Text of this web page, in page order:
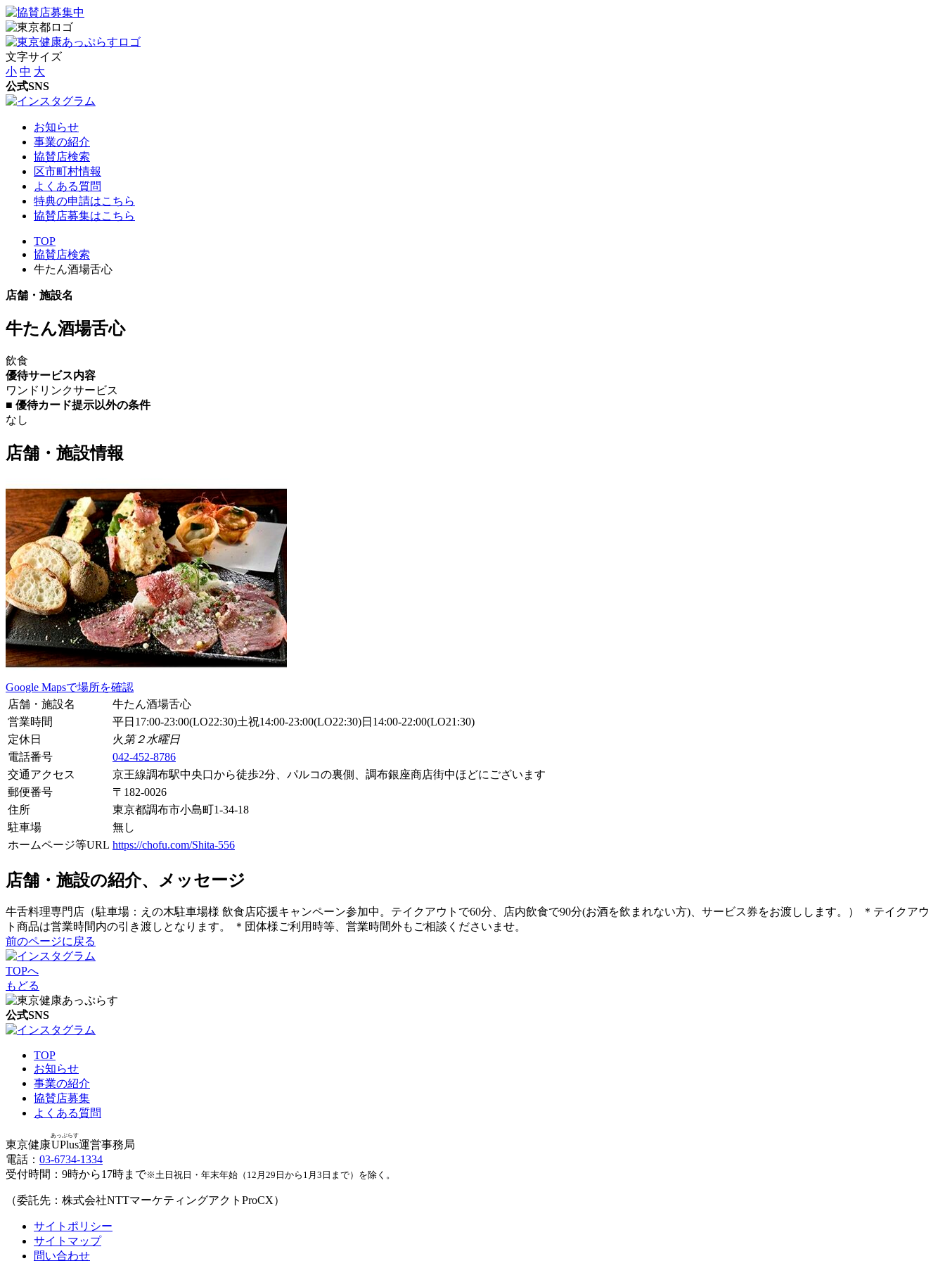
文字サイズ
小 中 大
公式SNS
お知らせ
事業の紹介
協賛店検索
区市町村情報
よくある質問
特典の申請はこちら
協賛店募集はこちら
TOP
協賛店検索
牛たん酒場舌心
店舗・施設名
牛たん酒場舌心
飲食
優待サービス内容
ワンドリンクサービス
■ 優待カード提示以外の条件
なし
店舗・施設情報
Google Mapsで場所を確認
店舗・施設名
牛たん酒場舌心
営業時間
平日17:00-23:00(LO22:30)土祝14:00-23:00(LO22:30)日14:00-22:00(LO21:30)
定休日
火 第２水曜日
電話番号
042-452-8786
交通アクセス
京王線調布駅中央口から徒歩2分、パルコの裏側、調布銀座商店街中ほどにございます
郵便番号
〒 182-0026
住所
東京都調布市小島町1-34-18
駐車場
無し
ホームページ等URL https://chofu.com/Shita-556
店舗・施設の紹介、メッセージ
牛舌料理専門店（駐車場：えの木駐車場様 飲食店応援キャンペーン参加中。テイクアウトで60分、店内飲食で90分(お酒を飲まれない方)、サービス券をお渡しします。） ＊テイクアウ
ト商品は営業時間内の引き渡しとなります。 ＊団体様ご利用時等、営業時間外もご相談くださいませ。
前のページに戻る
TOPへ
もどる
公式SNS
TOP
お知らせ
事業の紹介
協賛店募集
よくある質問
東京健康UPlus
あっぷらす
運営事務局
電話： 03-6734-1334
受付時間：9時から17時まで※土日祝日・年末年始（12月29日から1月3日まで）を除く。
（委託先：株式会社NTTマーケティングアクトProCX）
サイトポリシー
サイトマップ
問い合わせ